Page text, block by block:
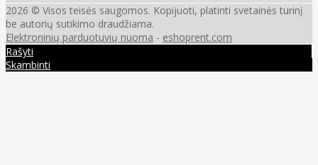
2026 © Visos teisės saugomos. Kopijuoti, platinti svetainės turinį
be autorių sutikimo draudžiama.
Elektroninių parduotuvių nuoma - eshoprent.com
Rašyti
Skambinti